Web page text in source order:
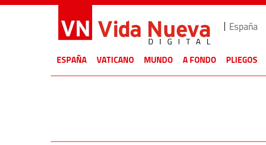
España
ESPAÑA VATICANO MUNDO A FONDO PLIEGOS